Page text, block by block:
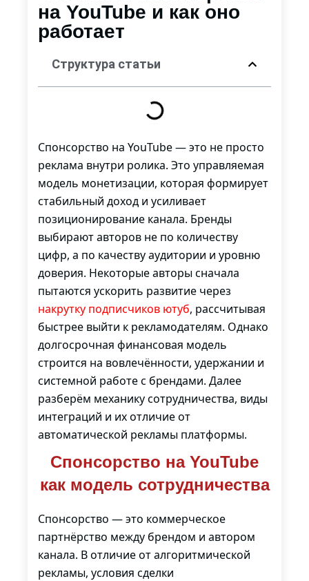
на YouTube и как оно
работает
Структура статьи
Спонсорство на YouTube — это не просто
реклама внутри ролика. Это управляемая
модель монетизации, которая формирует
стабильный доход и усиливает
позиционирование канала. Бренды
выбирают авторов не по количеству
цифр, а по качеству аудитории и уровню
доверия. Некоторые авторы сначала
пытаются ускорить развитие через
накрутку подписчиков ютуб, рассчитывая
быстрее выйти к рекламодателям. Однако
долгосрочная финансовая модель
строится на вовлечённости, удержании и
системной работе с брендами. Далее
разберём механику сотрудничества, виды
интеграций и их отличие от
автоматической рекламы платформы.
Спонсорство на YouTube
как модель сотрудничества
Спонсорство — это коммерческое
партнёрство между брендом и автором
канала. В отличие от алгоритмической
рекламы, условия сделки